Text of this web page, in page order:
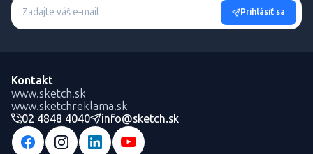
Prihlásiť sa
Kontakt
www.sketch.sk
www.sketchreklama.sk
02 4848 4040
info@sketch.sk